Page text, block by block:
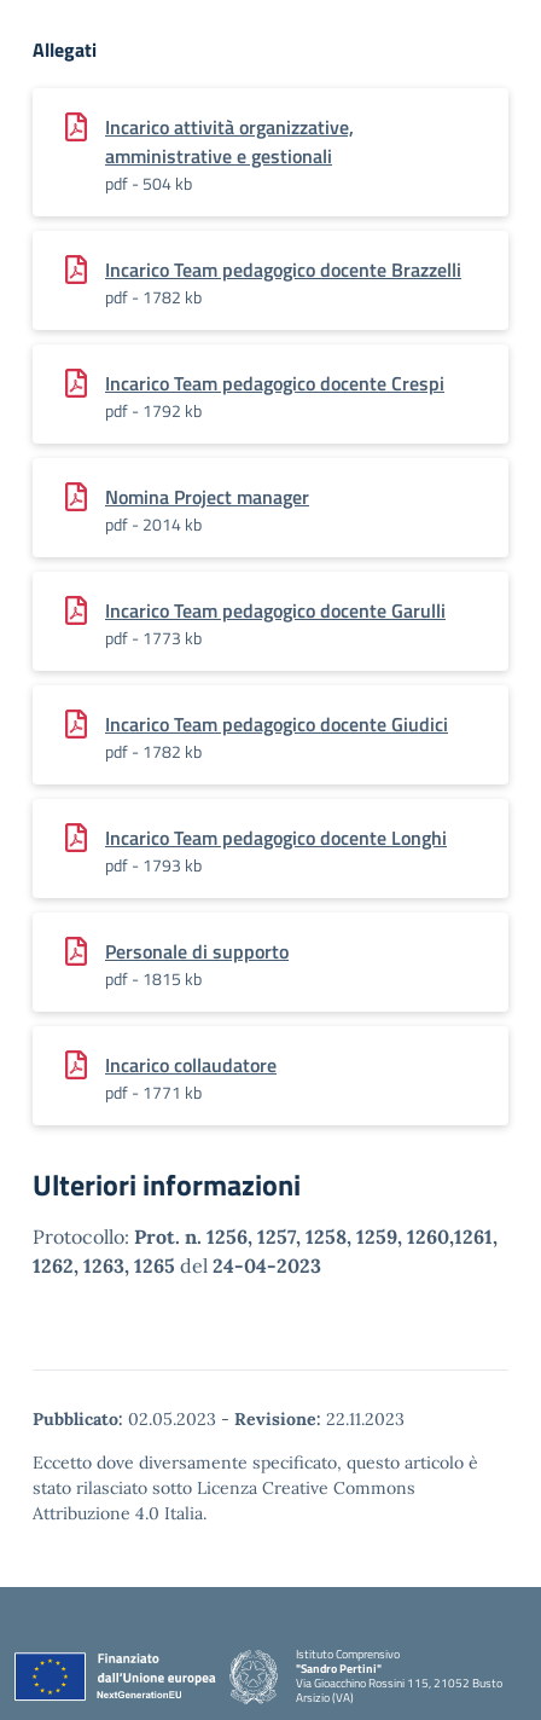
Allegati
Incarico attività organizzative,
amministrative e gestionali
pdf - 504 kb
Incarico Team pedagogico docente Brazzelli
pdf - 1782 kb
Incarico Team pedagogico docente Crespi
pdf - 1792 kb
Nomina Project manager
pdf - 2014 kb
Incarico Team pedagogico docente Garulli
pdf - 1773 kb
Incarico Team pedagogico docente Giudici
pdf - 1782 kb
Incarico Team pedagogico docente Longhi
pdf - 1793 kb
Personale di supporto
pdf - 1815 kb
Incarico collaudatore
pdf - 1771 kb
Ulteriori informazioni
Protocollo: Prot. n. 1256, 1257, 1258, 1259, 1260,1261,
1262, 1263, 1265 del 24-04-2023
Pubblicato: 02.05.2023 - Revisione: 22.11.2023
Eccetto dove diversamente specificato, questo articolo è
stato rilasciato sotto Licenza Creative Commons
Attribuzione 4.0 Italia.
Istituto Comprensivo
"Sandro Pertini"
Via Gioacchino Rossini 115, 21052 Busto
Arsizio (VA)